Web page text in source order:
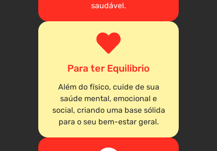
saudável.
Para ter Equilibrio
Além do físico, cuide de sua
saúde mental, emocional e
social, criando uma base sólida
para o seu bem-estar geral.